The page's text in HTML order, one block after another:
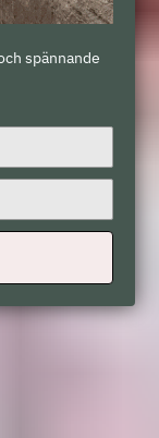
spännande